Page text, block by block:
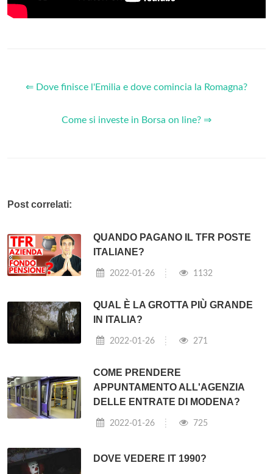
⇐ Dove finisce l'Emilia e dove comincia la Romagna?
Come si investe in Borsa on line? ⇒
Post correlati:
QUANDO PAGANO IL TFR POSTE
ITALIANE?
2022-01-26 1132
QUAL È LA GROTTA PIÙ GRANDE
IN ITALIA?
2022-01-26 271
COME PRENDERE
APPUNTAMENTO ALL'AGENZIA
DELLE ENTRATE DI MODENA?
2022-01-26 725
DOVE VEDERE IT 1990?